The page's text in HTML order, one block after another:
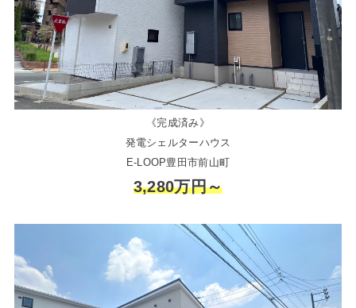
《完成済み》
発電シェルターハウス
E-LOOP豊田市前山町
3,280万円～